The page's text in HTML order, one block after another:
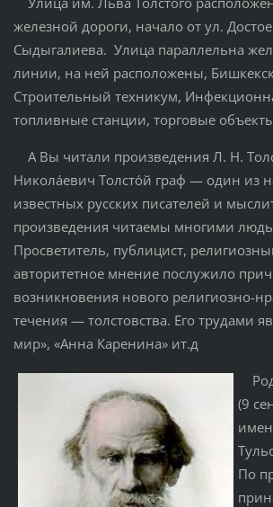
железной дороги, начало от ул.
Сыдыгалиева. Улица параллельна
линии, на ней расположены,
Строительный техникум,
топливные станции, торговые
А Вы читали произведения Л. Н.
Никола́евич Толсто́й граф — один из
известных русских писателей и
произведения читаемы многими
Просветитель, публицист,
авторитетное мнение послужило
возникновения нового религиозно-
течения — толстовства. Его трудами
мир», «Анна Каренина» ит.д
(9
По